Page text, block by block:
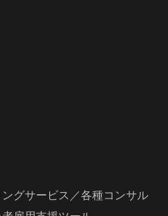
グサービス／各種コンサル